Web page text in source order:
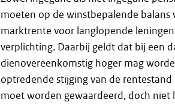
moeten op de winstbepalende
marktrente voor langlopende
verplichting. Daarbij geldt dat bij een
dienovereenkomstig hoger mag
optredende stijging van de
moet worden gewaardeerd, doch niet